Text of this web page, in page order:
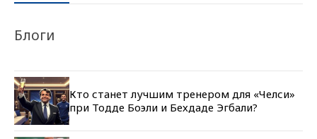
Блоги
Кто станет лучшим тренером для «Челси»
при Тодде Боэли и Бехдаде Эгбали?